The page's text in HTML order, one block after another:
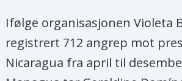
Ifølge organisasjonen Violeta
registrert 712 angrep mot
Nicaragua fra april til